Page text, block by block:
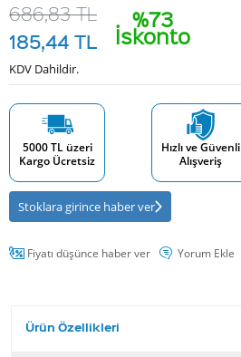
%73
İskonto
686,83TL
185,44 TL
KDV Dahildir.
5000 TL üzeri
Kargo Ücretsiz
Hızlı ve Güvenli
Alışveriş
Stoklara girince haber ver
Fiyatı düşünce haber ver Yorum Ekle
Ürün Özellikleri